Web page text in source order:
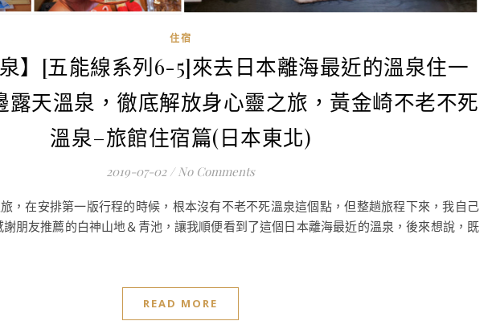
住宿
】[五能線系列6-5]來去日本離海最近的溫泉住一
露天溫泉，徹底解放身心靈之旅，黃金崎不老不死
溫泉–旅館住宿篇(日本東北)
2019-07-02 / No Comments
在安排第一版行程的時候，根本沒有不老不死溫泉這個點，但整趟旅程下來，我自己
朋友推薦的白神山地＆青池，讓我順便看到了這個日本離海最近的溫泉，後來想說，既
READ MORE